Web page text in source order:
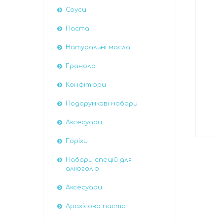
Соуси
Паста
Натуральні масла
Гранола
Конфітюри
Подарункові набори
Аксесуари
Горіхи
Набори спецій для
алкоголю
Аксесуари
Арахісова паста